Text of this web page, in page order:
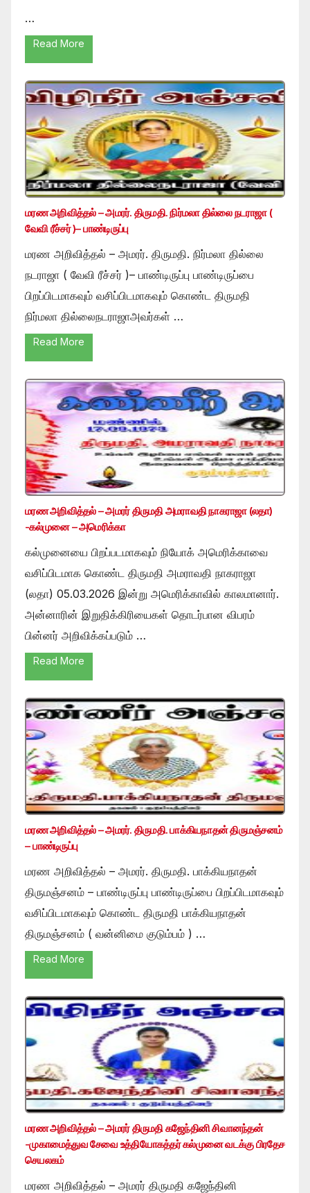
…
Read More
மரண அறிவித்தல் – அமரர். திருமதி. நிர்மலா தில்லை நடராஜா (
வேவி ரீச்சர் )– பாண்டிருப்பு
மரண அறிவித்தல் – அமரர். திருமதி. நிர்மலா தில்லை
நடராஜா ( வேவி ரீச்சர் )– பாண்டிருப்பு பாண்டிருப்பை
பிறப்பிடமாகவும் வசிப்பிடமாகவும் கொண்ட திருமதி
நிர்மலா தில்லைநடராஜாஅவர்கள் …
Read More
மரண அறிவித்தல் – அமரர் திருமதி அமராவதி நாகராஜா (லதா)
-கல்முனை – அமெரிக்கா
கல்முனையை பிறப்படமாகவும் நியோக் அமெரிக்காவை
வசிப்பிடமாக கொண்ட திருமதி அமராவதி நாகராஜா
(லதா) 05.03.2026 இன்று அமெரிக்காவில் காலமானார்.
அன்னாரின் இறுதிக்கிரியைகள் தொடர்பான விபரம்
பின்னர் அறிவிக்கப்படும் …
Read More
மரண அறிவித்தல் – அமரர். திருமதி. பாக்கியநாதன் திருமஞ்சனம்
– பாண்டிருப்பு
மரண அறிவித்தல் – அமரர். திருமதி. பாக்கியநாதன்
திருமஞ்சனம் – பாண்டிருப்பு பாண்டிருப்பை பிறப்பிடமாகவும்
வசிப்பிடமாகவும் கொண்ட திருமதி பாக்கியநாதன்
திருமஞ்சனம் ( வன்னிமை குடும்பம் ) …
Read More
மரண அறிவித்தல் – அமரர் திருமதி கஜேந்தினி சிவானந்தன்
-முகாமைத்துவ சேவை உத்தியோகத்தர் கல்முனை வடக்கு பிரதேச
செயலகம்
மரண அறிவித்தல் – அமரர் திருமதி கஜேந்தினி